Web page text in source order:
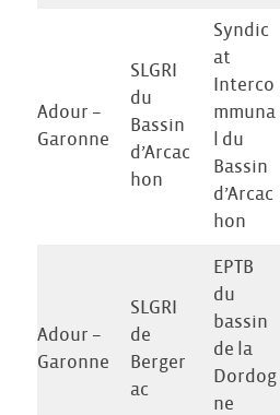
Adour –
Garonne
SLGRI
du
Bassin
d’Arcac
hon
Syndic
at
Interco
mmuna
l du
Bassin
d’Arcac
hon
Adour –
Garonne
SLGRI
de
Berger
ac
EPTB
du
bassin
de la
Dordog
ne